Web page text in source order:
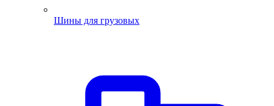
Шины для грузовых